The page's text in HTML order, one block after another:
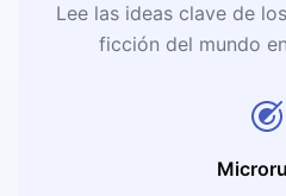
Lee las ideas clave de
ficción del mundo